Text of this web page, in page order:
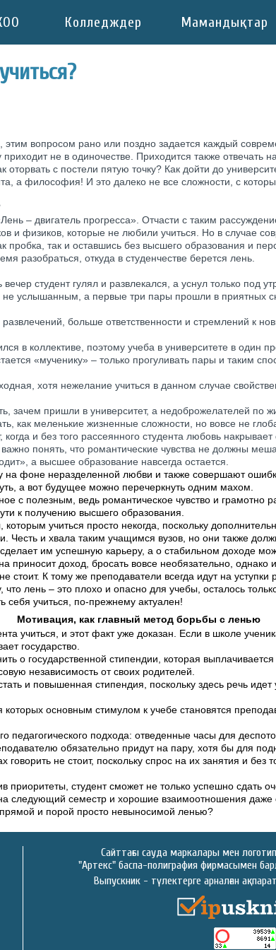
Колледждер Мамандықтар
этим вопросом рано или поздно задается каждый
не в одиночестве. Приходится также отвечать
оторвать с постели пятую точку? Как дойти до
а философия! И это далеко не все сложности, с
– двигатель прогресса». Отчасти с таким
и физиков, которые не любили учиться. Но в случае
пробка, так и оставшись без высшего образования и
разобраться, откуда в студенчестве берется лень.
студент гулял и развлекался, а уснул только под
не услышанным, а первые три пары прошли в приятных
больше ответственности и стремлений к
в коллективе, поэтому учеба в университете в один
«мученику» – только прогуливать пары и таким
хотя нежелание учиться в данном случае
зачем пришли в университет, а недоброжелателей по
как меленькие жизненные сложности, но вовсе не
когда и без того рассеянного студента любовь
понять, что романтические чувства не должны
а высшее образование навсегда остается.
на фоне неразделенной любви и также совершают
а вот будущее можно перечеркнуть одним махом.
с полезным, ведь романтическое чувство и грамотно
к получению высшего образования.
которым учиться просто некогда, поскольку
Честь и хвала таким учащимся вузов, но они также
им успешную карьеру, а о стабильном доходе
приносит доход, бросать вовсе необязательно, однако
стоит. К тому же преподаватели всегда идут на
лень – это плохо и опасно для учебы, осталось
себя учиться, по-прежнему актуален!
Мотивация, как главный метод борьбы с ленью
учиться, и этот факт уже доказан. Если в школе
государство.
о государственной стипендии, которая
независимость от своих родителей.
и повышенная стипендия, поскольку здесь речь
которых основным стимулом к учебе становятся
педагогического подхода: отведенные часы для
обязательно придут на пару, хотя бы для
не стоит, поскольку спрос на их занятия и без
приоритеты, студент сможет не только успешно сдать
следующий семестр и хорошие взаимоотношения даже
и порой просто невыносимой ленью?
Сайттағы сауда маркалары мен
"Артекс" баспа-полиграфия фирмасымен
Выпускник - түлектерге арналған